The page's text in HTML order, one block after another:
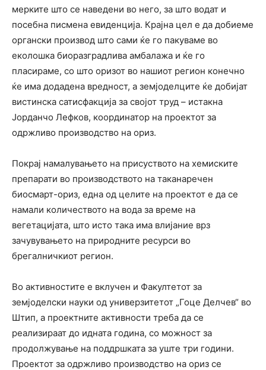
мерките што се наведени во него, за што водат и
посебна писмена евиденција. Крајна цел е да добиеме
органски производ што сами ќе го пакуваме во
еколошка биоразградлива амбалажа и ќе го
пласираме, со што оризот во нашиот регион конечно
ќе има додадена вредност, а земјоделците ќе добијат
вистинска сатисфакција за својот труд – истакна
Јорданчо Лефков, координатор на проектот за
одржливо производство на ориз.
Покрај намалувањето на присуството на хемиските
препарати во производството на таканаречен
биосмарт-ориз, една од целите на проектот е да се
намали количеството на вода за време на
вегетацијата, што исто така има влијание врз
зачувувањето на природните ресурси во
брегалничкиот регион.
Во активностите е вклучен и Факултетот за
земјоделски науки од универзитетот „Гоце Делчев“ во
Штип, а проектните активности треба да се
реализираат до идната година, со можност за
продолжување на поддршката за уште три години.
Проектот за одржливо производство на ориз се